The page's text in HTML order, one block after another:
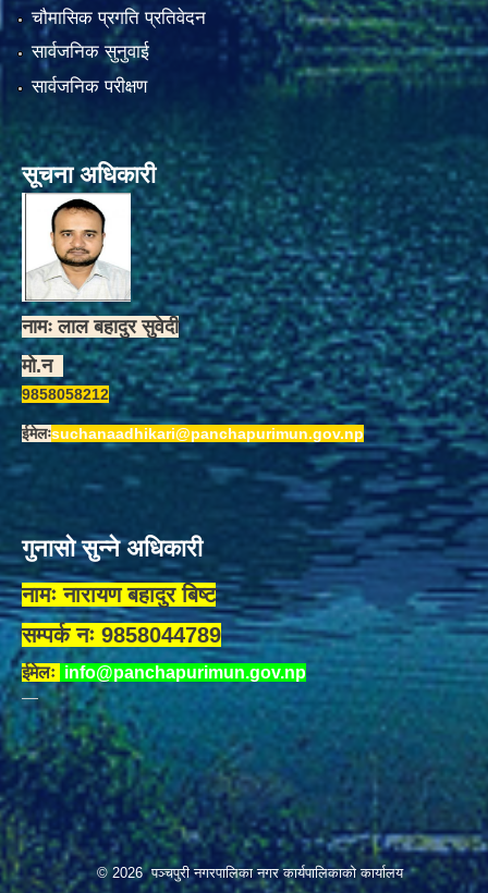
चौमासिक प्रगति प्रतिवेदन
सार्वजनिक सुनुवाई
सार्वजनिक परीक्षण
सूचना अधिकारी
नामः लाल बहादुर सुवेदी
मो.न
9858058212
ईमेलःsuchanaadhikari@panchapurimun.gov.np
गुनासो सुन्ने अधिकारी
नामः नारायण बहादुर बिष्ट
सम्पर्क नः 9858044789
ईमेलः info@panchapurimun.gov.np
© 2026 पञ्चपुरी नगरपालिका नगर कार्यपालिकाको कार्यालय